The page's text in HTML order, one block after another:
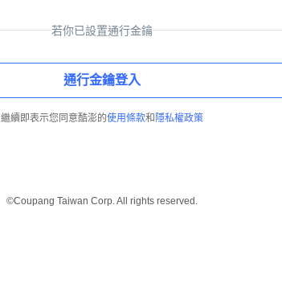
若你已設置通行金鑰
通行金鑰登入
繼續即表示您同意酷澎的使用條款和 隱私權政策
©Coupang Taiwan Corp. All rights reserved.